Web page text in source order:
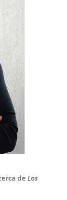
de Los